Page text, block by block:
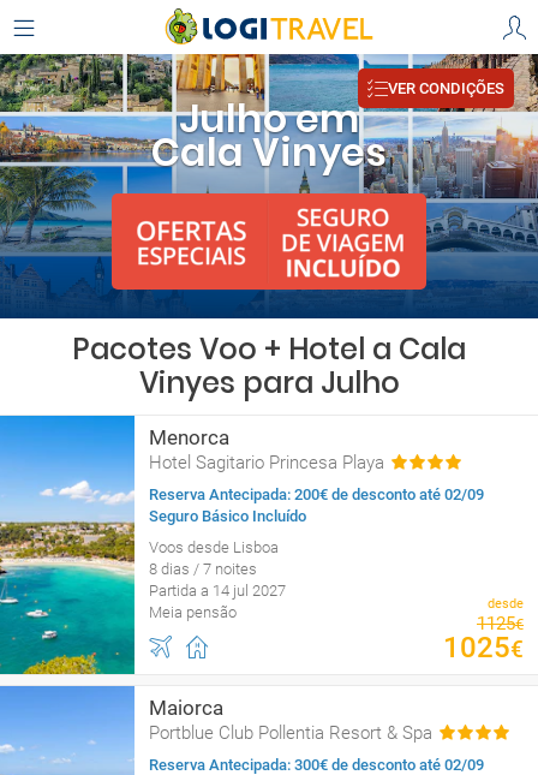
Julho em
Cala Vinyes
VER CONDIÇÕES
Pacotes Voo + Hotel a Cala
Vinyes para Julho
Menorca
Hotel Sagitario Princesa Playa
Reserva Antecipada: 200€ de desconto até 02/09
Seguro Básico Incluído
Voos desde Lisboa
8 dias / 7 noites
Partida a 14 jul 2027
Meia pensão
desde
1125€
1025€
Maiorca
Portblue Club Pollentia Resort & Spa
Reserva Antecipada: 300€ de desconto até 02/09